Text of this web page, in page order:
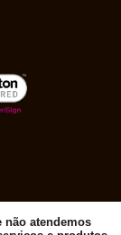
não atendemos